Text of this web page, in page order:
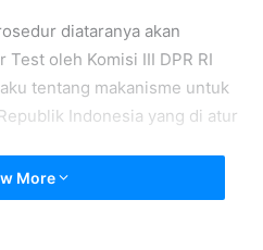
diataranya akan
oleh Komisi III DPR RI
tentang makanisme untuk
Indonesia yang di atur
tokoh Masyarakat terus
More